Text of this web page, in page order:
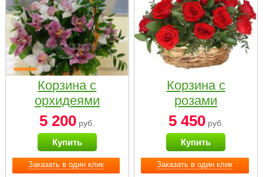
Заказать в один клик
Корзина с
орхидеями
малая
5 200 руб.
Купить
Заказать в один клик
Корзина с
розами
«Красный
Париж»
5 450руб.
Купить